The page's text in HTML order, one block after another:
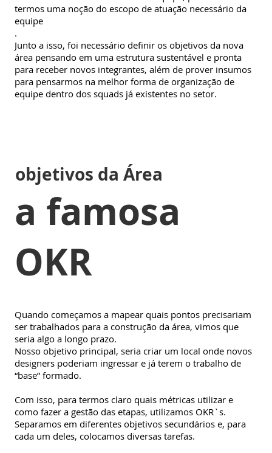
termos uma noção do escopo de atuação necessário da
equipe
.
Junto a isso, foi necessário definir os objetivos da nova
área pensando em uma estrutura sustentável e pronta
para receber novos integrantes, além de prover insumos
para pensarmos na melhor forma de organização de
equipe dentro dos squads já existentes no setor.
objetivos da Área
a famosa
OKR
Quando começamos a mapear quais pontos precisariam
ser trabalhados para a construção da área, vimos que
seria algo a longo prazo.
Nosso objetivo principal, seria criar um local onde novos
designers poderiam ingressar e já terem o trabalho de
“base” formado.
Com isso, para termos claro quais métricas utilizar e
como fazer a gestão das etapas, utilizamos OKR`s.
Separamos em diferentes objetivos secundários e, para
cada um deles, colocamos diversas tarefas.